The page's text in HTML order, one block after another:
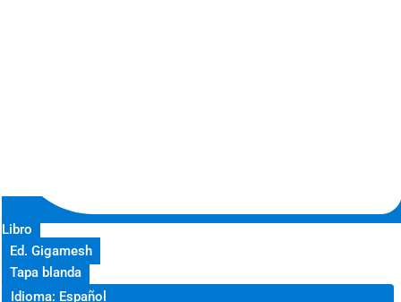
Libro
Ed. Gigamesh
Tapa blanda
Idioma: Español